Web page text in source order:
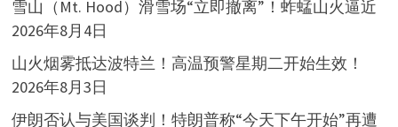
雪山（Mt. Hood）滑雪场“立即撤离”！蚱蜢山火逼近
2026年8月4日
山火烟雾抵达波特兰！高温预警星期二开始生效！
2026年8月3日
伊朗否认与美国谈判！特朗普称“今天下午开始”再遭